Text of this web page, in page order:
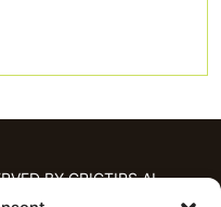
BY CRICTIPS.AI